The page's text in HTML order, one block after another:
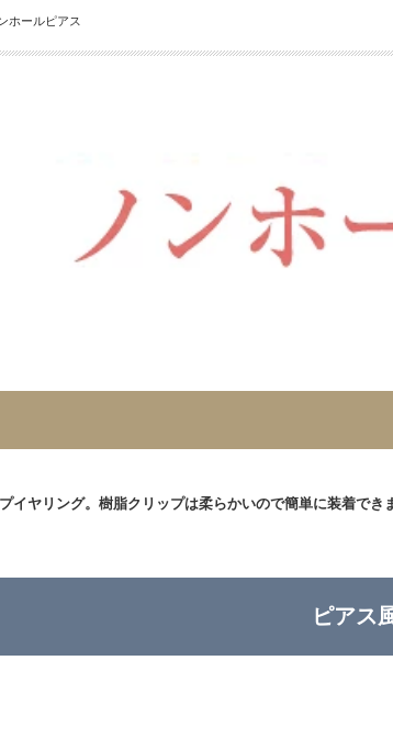
ホールピアス
イヤリング。樹脂クリップは柔らかいので簡単に装着で
ピアス